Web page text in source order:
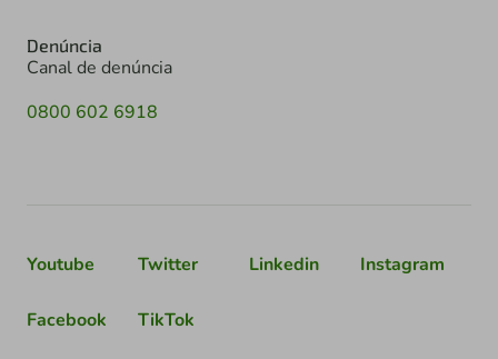
Denúncia
Canal de denúncia
0800 602 6918
Youtube Twitter Linkedin Instagram
Facebook TikTok